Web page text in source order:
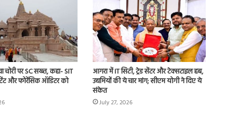
चोरी पर SC सख्त, कहा- SIT
और फोरेंसिक ऑडिटर को
आगरा में IT सिटी, ट्रेड सेंटर और टेक्सटाइल हब,
उद्यमियों की ये चार मांग; सीएम योगी ने दिए ये
संकेत
July 27, 2026
सिर्फ थकान
भर
‘हींग’
के
ये
जादुई
July 29, 2026